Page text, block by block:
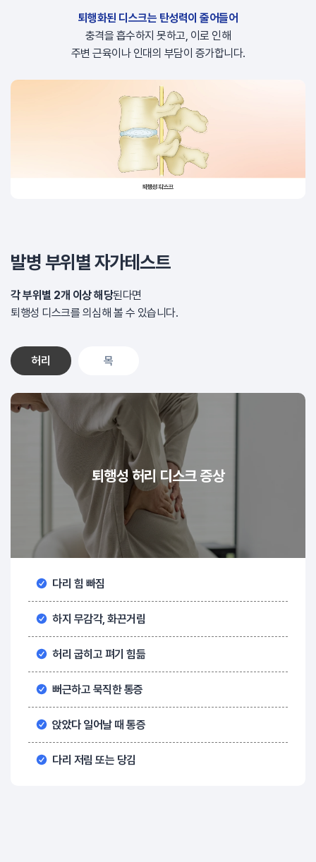
퇴행화된 디스크는 탄성력이 줄어들어
충격을 흡수하지 못하고, 이로 인해
주변 근육이나 인대의 부담이 증가합니다.
발병 부위별 자가테스트
각 부위별 2개 이상 해당된다면
퇴행성 디스크를 의심해 볼 수 있습니다.
허리 목
퇴행성 허리 디스크 증상
다리 힘 빠짐
하지 무감각, 화끈거림
허리 굽히고 펴기 힘듦
뻐근하고 묵직한 통증
앉았다 일어날 때 통증
다리 저림 또는 당김